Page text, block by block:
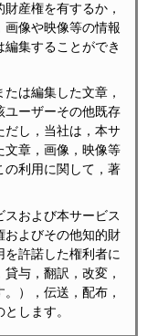
産権を有するか，
画像や映像等の情報
集することができ
は編集した文章，
ユーザーその他既存
だし，当社は，本サ
文章，画像，映像等
の利用に関して，著
および本サービス
およびその他知的財
を許諾した権利者に
与，翻訳，改変，
），伝送，配布，
します。